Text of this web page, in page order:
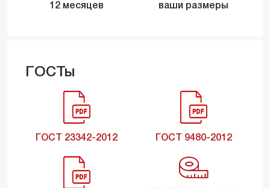
12 месяцев
ваши размеры
ГОСТы
ГОСТ 23342-2012 ГОСТ 9480-2012